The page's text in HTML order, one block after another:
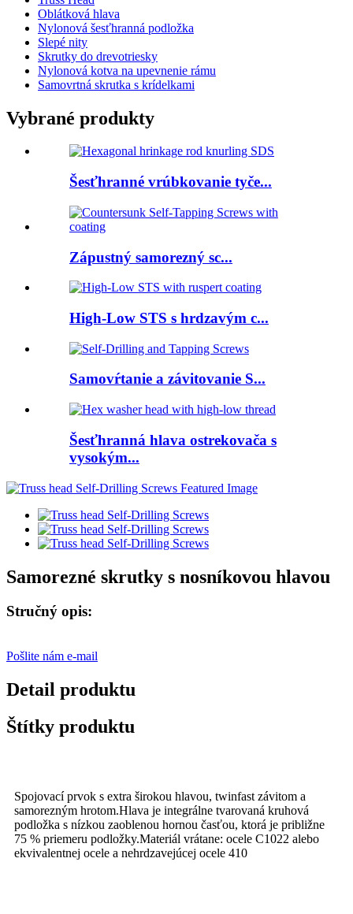
Oblátková hlava
Nylonová šesťhranná podložka
Slepé nity
Skrutky do drevotriesky
Nylonová kotva na upevnenie rámu
Samovrtná skrutka s krídelkami
Vybrané produkty
Šesťhranné vrúbkovanie tyče...
Zápustný samorezný sc...
High-Low STS s hrdzavým c...
Samovŕtanie a závitovanie S...
Šesťhranná hlava ostrekovača s
vysokým...
Samorezné skrutky s nosníkovou hlavou
Stručný opis:
Pošlite nám e-mail
Detail produktu
Štítky produktu
Spojovací prvok s extra širokou hlavou, twinfast závitom a
samorezným hrotom.Hlava je integrálne tvarovaná kruhová
podložka s nízkou zaoblenou hornou časťou, ktorá je približne
75 % priemeru podložky.Materiál vrátane: ocele C1022 alebo
ekvivalentnej ocele a nehrdzavejúcej ocele 410